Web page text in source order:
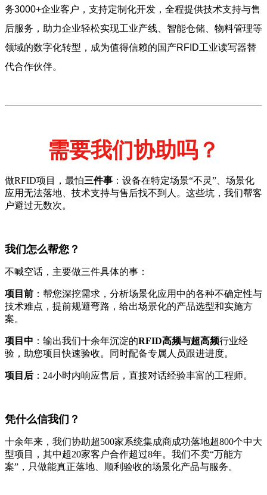
务3000+企业客户，支持定制化开发，全程提供技术支持与售
后服务，助力企业轻松实现工业产线、智能仓储、物料管理等
领域的数字化转型，成为值得信赖的国产RFID工业读写器替
代合作伙伴。
需要我们协助吗？
做RFID项目，最怕三件事 ：设备在特定场景“不灵”、场景化
应用无法落地、技术支持与售后找不到人。这些坑，我们帮客
户避过无数次。
我们怎么帮您？
不喊空话，主要做三件具体的事：
项目前 ：帮您深挖需求，分析场景化应用中的各种不确定性与
技术难点，提前规避弯路，给出场景化的产品选型和实施方
案。
项目中 ：输出我们十余年沉淀的RFID高频与超高频行业经
验，助您项目快速验收。同时配备专属人员跟进进度。
项目后 ：24小时内响应售后，直接对话经验丰富的工程师。
凭什么信我们？
十余年来，我们协助超500家系统集成商成功落地超800个中大
型项目，其中超20家客户合作超过8年。我们不卖“万能方
案”，只做能真正落地、顺利验收的场景化产品与服务。